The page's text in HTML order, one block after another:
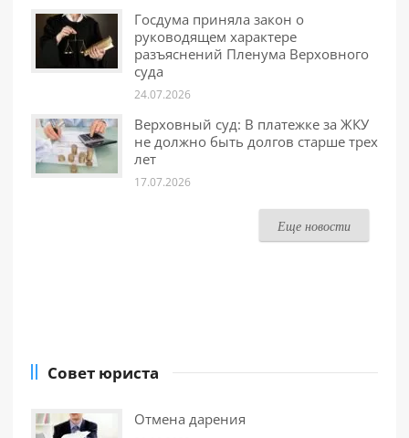
Госдума приняла закон о
руководящем характере
разъяснений Пленума Верховного
суда
24.07.2026
Верховный суд: В платежке за ЖКУ
не должно быть долгов старше трех
лет
17.07.2026
Еще новости
Совет юриста
Отмена дарения